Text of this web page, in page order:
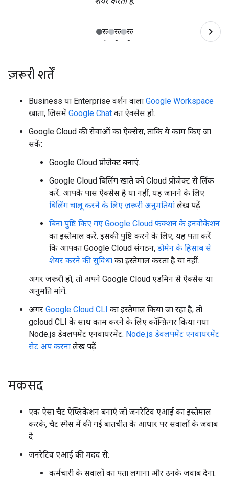
ज़रूरी शर्तें
Business या Enterprise वर्शन वाला Google Workspace
खाता, जिसमें Google Chat का ऐक्सेस हो.
Google Cloud की सेवाओं का ऐक्सेस, ताकि ये काम किए जा
सकें:
Google Cloud प्रोजेक्ट बनाएं.
Google Cloud बिलिंग खाते को Cloud प्रोजेक्ट से लिंक
करें. आपके पास ऐक्सेस है या नहीं, यह जानने के लिए
बिलिंग चालू करने के लिए ज़रूरी अनुमतियां लेख पढ़ें.
बिना पुष्टि किए गए Google Cloud फ़ंक्शन के इनवोकेशन
का इस्तेमाल करें. इसकी पुष्टि करने के लिए, यह पता करें
कि आपका Google Cloud संगठन, डोमेन के हिसाब से
शेयर करने की सुविधा का इस्तेमाल करता है या नहीं.
अगर ज़रूरी हो, तो अपने Google Cloud एडमिन से ऐक्सेस या
अनुमति मांगें.
अगर Google Cloud CLI का इस्तेमाल किया जा रहा है, तो
gcloud CLI के साथ काम करने के लिए कॉन्फ़िगर किया गया
Node.js डेवलपमेंट एनवायरमेंट. Node.js डेवलपमेंट एनवायरमेंट
सेट अप करना लेख पढ़ें.
मकसद
एक ऐसा चैट ऐप्लिकेशन बनाएं जो जनरेटिव एआई का इस्तेमाल
करके, चैट स्पेस में की गई बातचीत के आधार पर सवालों के जवाब
दे.
जनरेटिव एआई की मदद से:
कर्मचारी के सवालों का पता लगाना और उनके जवाब देना.